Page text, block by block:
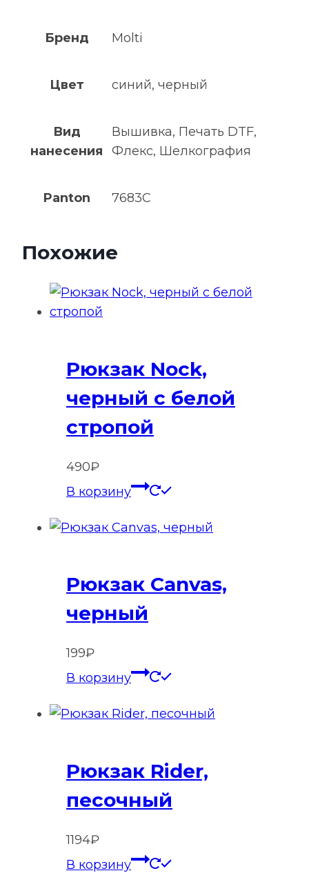
Бренд Molti
Цвет синий, черный
Вид
нанесения
Вышивка, Печать DTF,
Флекс, Шелкография
Panton 7683C
Похожие
Рюкзак Nock,
черный с белой
стропой
490₽
В корзину
Рюкзак Canvas,
черный
199₽
В корзину
Рюкзак Rider,
песочный
1194₽
В корзину